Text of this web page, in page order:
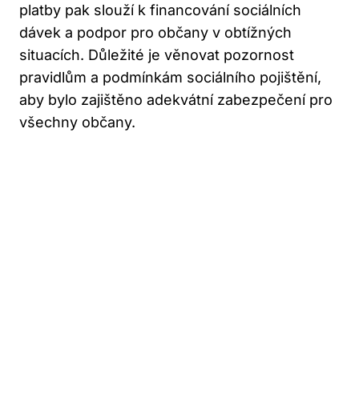
platby pak slouží k financování sociálních
dávek a podpor pro občany v obtížných
situacích. Důležité je věnovat pozornost
pravidlům a podmínkám sociálního pojištění,
aby bylo zajištěno adekvátní zabezpečení pro
všechny občany.